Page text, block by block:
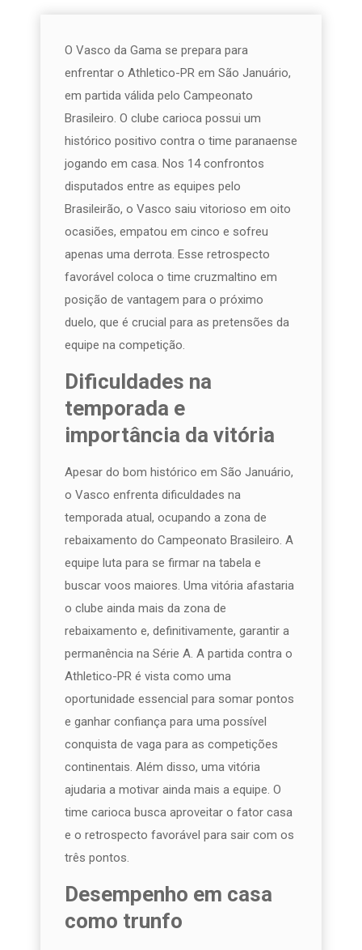
O Vasco da Gama se prepara para
enfrentar o Athletico-PR em São Januário,
em partida válida pelo Campeonato
Brasileiro. O clube carioca possui um
histórico positivo contra o time paranaense
jogando em casa. Nos 14 confrontos
disputados entre as equipes pelo
Brasileirão, o Vasco saiu vitorioso em oito
ocasiões, empatou em cinco e sofreu
apenas uma derrota. Esse retrospecto
favorável coloca o time cruzmaltino em
posição de vantagem para o próximo
duelo, que é crucial para as pretensões da
equipe na competição.
Dificuldades na
temporada e
importância da vitória
Apesar do bom histórico em São Januário,
o Vasco enfrenta dificuldades na
temporada atual, ocupando a zona de
rebaixamento do Campeonato Brasileiro. A
equipe luta para se firmar na tabela e
buscar voos maiores. Uma vitória afastaria
o clube ainda mais da zona de
rebaixamento e, definitivamente, garantir a
permanência na Série A. A partida contra o
Athletico-PR é vista como uma
oportunidade essencial para somar pontos
e ganhar confiança para uma possível
conquista de vaga para as competições
continentais. Além disso, uma vitória
ajudaria a motivar ainda mais a equipe. O
time carioca busca aproveitar o fator casa
e o retrospecto favorável para sair com os
três pontos.
Desempenho em casa
como trunfo